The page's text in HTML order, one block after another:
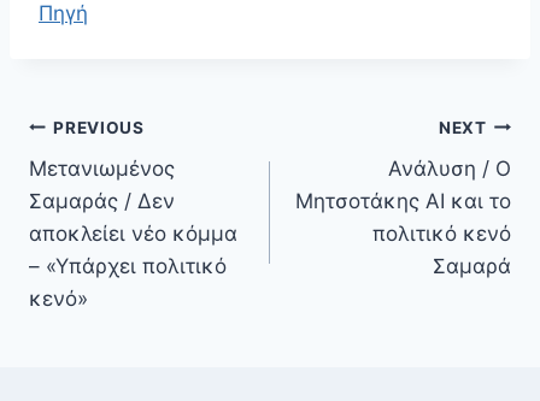
Πηγή
Πλοήγηση
άρθρων
PREVIOUS
Μετανιωμένος
Σαμαράς / Δεν
αποκλείει νέο κόμμα
– «Υπάρχει πολιτικό
κενό»
NEXT
Ανάλυση / Ο
Μητσοτάκης ΑΙ και το
πολιτικό κενό
Σαμαρά